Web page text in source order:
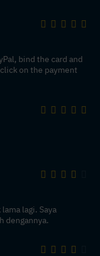
bind the card and
on the payment
lagi. Saya
dengannya.